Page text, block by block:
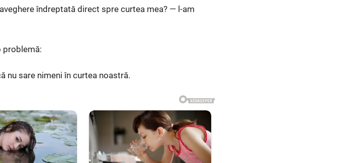
îndreptată direct spre curtea mea? — l-am
problemă:
nu sare nimeni în curtea noastră.